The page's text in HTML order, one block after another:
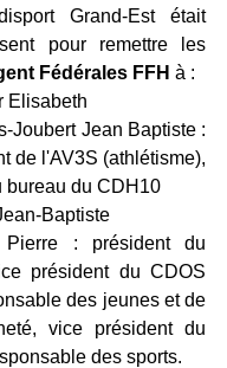
Grand-Est était
Fédérales FFH à :
Elisabeth
Joubert Jean Baptiste :
de l'AV3S (athlétisme),
bureau du CDH10
Baptiste
Pierre : président du
président du CDOS
des jeunes et de
vice président du
des sports.